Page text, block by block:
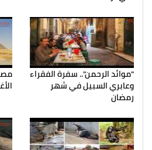
"موائد الرحمن".. سفرة الفقراء
وعابري السبيل في شهر
رمضان